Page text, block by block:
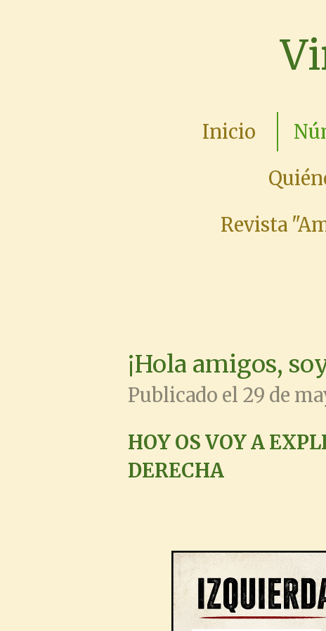
Inicio
Revista
¡Hola amigos,
Publicado el 29 de
HOY OS VOY A
DERECHA